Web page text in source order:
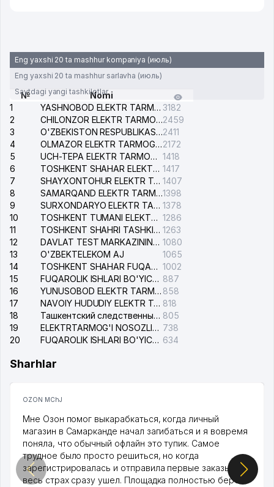
Eng yaxshi 20 ta mashhur kompaniya (июль)
Eng yaxshi 20 ta mashhur sarlavha (июль)
Saytdagi yangi tashkilotlar
№
Nomi
1
YASHNOBOD ELEKTR TARMOG'I NOSOZLIKLARI XIZMATI 3182
2
CHILONZOR ELEKTR TARMOG'I NOSOZLIK XIZMATI2459
3
O'ZBEKISTON RESPUBLIKASI BOSH PROKURATURASI ISHONCH TELEFONI2411
4
OLMAZOR ELEKTR TARMOG'I NOSOZLIKLARI XIZMATI2172
5
UCH-TEPA ELEKTR TARMOG'I NOSOZLIKLARI XIZMATI 1418
6
TOSHKENT SHAHAR ELEKTR TARMOQLARI KORXONASI AJ 1417
7
SHAYXONTOHUR ELEKTR TARMOG'I NOSOZLIKLARINI TUZATISH XIZMATI 1407
8
SAMARQAND ELEKTR TARMOQLARI AJ1398
9
SURXONDARYO ELEKTR TARMOQLARI AJ 1378
10
TOSHKENT TUMANI ELEKTR TARMOG'I AVARIYA XIZMATI 1286
11
TOSHKENT SHAHRI TASHKILOT TELEFONLARI HAQIDA MA'LUMOT BYUROSI 1263
12
DAVLAT TEST MARKAZINING ISHONCH TELEFONLARI 1080
13
O'ZBEKTELEKOM AJ
1065
14
TOSHKENT SHAHAR FUQAROLIK ISHLARI BO'YICHA SUDI 1002
15
FUQAROLIK ISHLARI BO'YICHA YAKKASAROY TUMANLARARO SUDI 887
16
YUNUSOBOD ELEKTR TARMOG'I NOSOZLIKLARI XIZMATI 858
17
NAVOIY HUDUDIY ELEKTR TARMOQLARI KORXONASI AJ 818
18
Ташкентский следственный изолятор 805
19
ELEKTRTARMOG'I NOSOZLIKLARINI TO'ZATISH SERGELI XIZMATI 738
20
FUQAROLIK ISHLARI BO'YICHA UCH-TEPA TUMANI SUDI 634
Sharhlar
OZON MChJ
Мне Озон помог выкарабкаться, когда личный
магазин в Самарканде начал загибаться и я вовремя
поняла, что обычный офлайн это тупик. Самое
трудное было просто решиться, но когда
зарегистрировалась и отправила первые заказы,
весь страх сразу ушел. Площадка полностью берет